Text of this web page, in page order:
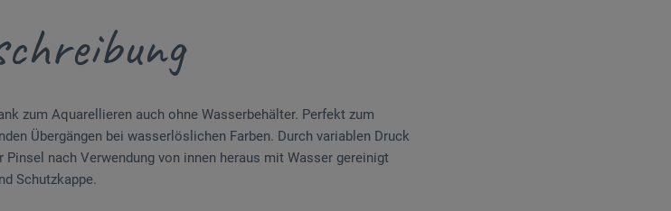
zum Aquarellieren auch ohne Wasserbehälter. Perfekt zum
Übergängen bei wasserlöslichen Farben. Durch variablen Druck
nach Verwendung von innen heraus mit Wasser gereinigt
Schutzkappe.